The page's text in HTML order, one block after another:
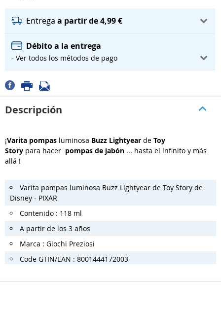
Entrega a partir de 4,99 €
Débito a la entrega
- Ver todos los métodos de pago
Descripción
¡Varita pompas luminosa Buzz Lightyear de Toy
Story para hacer pompas de jabón ... hasta el infinito y más
allá !
Varita pompas luminosa Buzz Lightyear de Toy Story de
Disney - PIXAR
Contenido : 118 ml
A partir de los 3 años
Marca : Giochi Preziosi
Code GTIN/EAN : 8001444172003